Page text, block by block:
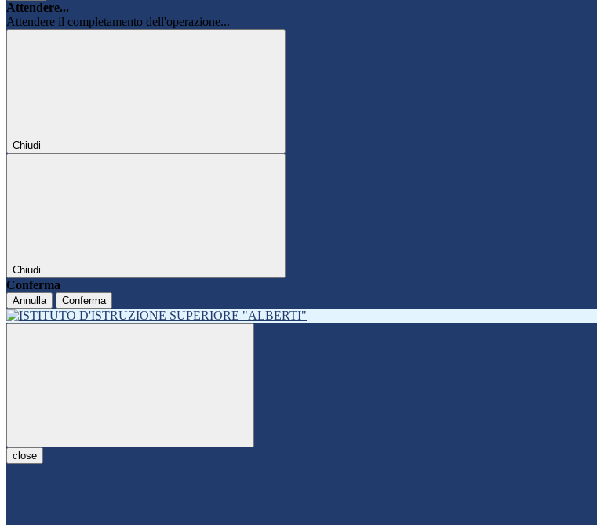
Attendere...
Attendere il completamento dell'operazione...
Chiudi
Chiudi
Conferma
Annulla Conferma
close